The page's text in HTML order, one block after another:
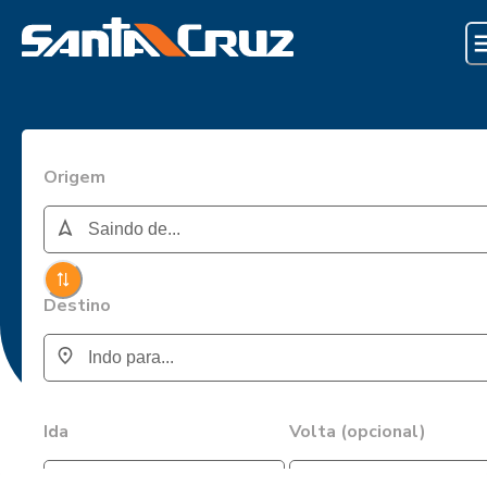
Origem
Destino
Ida Volta (opcional)